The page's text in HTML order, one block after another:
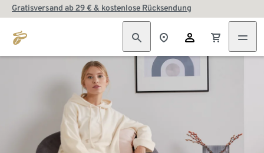
Gratisversand ab 29 € & kostenlose Rücksendung